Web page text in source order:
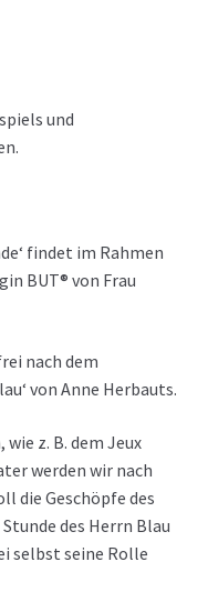
und
findet im Rahmen
BUT® von Frau
nach dem
von Anne Herbauts.
z. B. dem Jeux
werden wir nach
die Geschöpfe des
des Herrn Blau
selbst seine Rolle